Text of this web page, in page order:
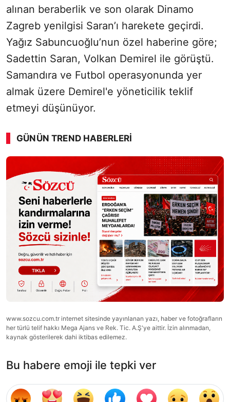
alınan beraberlik ve son olarak Dinamo
Zagreb yenilgisi Saran’ı harekete geçirdi.
Yağız Sabuncuoğlu’nun özel haberine göre;
Sadettin Saran, Volkan Demirel ile görüştü.
Samandıra ve Futbol operasyonunda yer
almak üzere Demirel'e yöneticilik teklif
etmeyi düşünüyor.
GÜNÜN TREND HABERLERI
00:01 / 09:08
Sesi Aç
www.sozcu.com.tr internet sitesinde yayınlanan yazı, haber ve fotoğrafların
her türlü telif hakkı Mega Ajans ve Rek. Tic. A.Ş'ye aittir. İzin alınmadan,
kaynak gösterilerek dahi iktibas edilemez.
Bu habere emoji ile tepki ver